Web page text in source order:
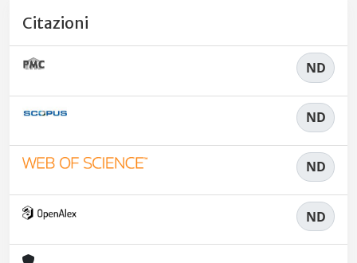
Citazioni
ND
ND
ND
ND